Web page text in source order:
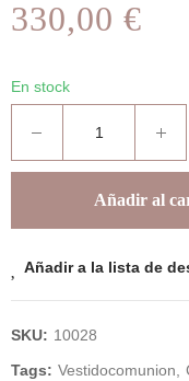
330,00 €
En stock
Añadir al
Añadir a la lista de
SKU: 10028
Tags: Vestidocomunion